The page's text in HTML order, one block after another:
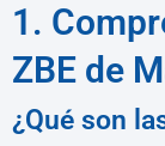
1.
ZBE de
¿Qué son